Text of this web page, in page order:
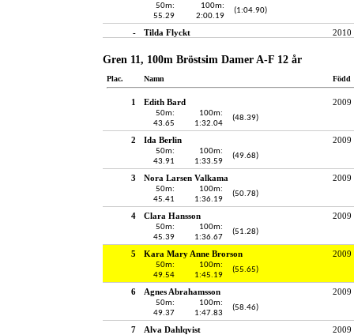
50m:
55.29
100m:
2:00.19
(1:04.90)
- Tilda Flyckt 2010
Gren 11, 100m Bröstsim Damer A-F 12 år
Plac. Namn Född
1 Edith Bard 2009
50m:
43.65
100m:
1:32.04
(48.39)
2 Ida Berlin 2009
50m:
43.91
100m:
1:33.59
(49.68)
3 Nora Larsen Valkama 2009
50m:
45.41
100m:
1:36.19
(50.78)
4 Clara Hansson 2009
50m:
45.39
100m:
1:36.67
(51.28)
5 Kara Mary Anne Brorson 2009
50m:
49.54
100m:
1:45.19
(55.65)
6 Agnes Abrahamsson 2009
50m:
49.37
100m:
1:47.83
(58.46)
7 Alva Dahlqvist 2009